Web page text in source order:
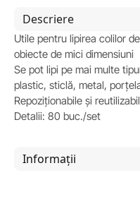
Descriere
Utile pentru lipirea colilor
obiecte de mici dimensiuni
Se pot lipi pe mai multe
plastic, sticlă, metal,
Repoziționabile și
Detalii: 80 buc./set
Informații